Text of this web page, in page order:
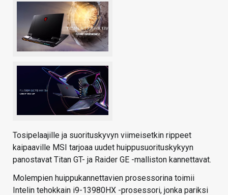
Tosipelaajille ja suorituskyvyn viimeisetkin rippeet
kaipaaville MSI tarjoaa uudet huippusuorituskykyyn
panostavat Titan GT- ja Raider GE -malliston kannettavat.
Molempien huippukannettavien prosessorina toimii
Intelin tehokkain i9-13980HX -prosessori, jonka pariksi